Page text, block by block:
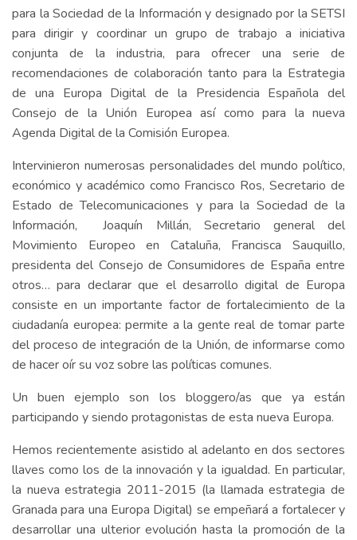
para la Sociedad de la Información y designado por la SETSI
para dirigir y coordinar un grupo de trabajo a iniciativa
conjunta de la industria, para ofrecer una serie de
recomendaciones de colaboración tanto para la Estrategia
de una Europa Digital de la Presidencia Española del
Consejo de la Unión Europea así como para la nueva
Agenda Digital de la Comisión Europea.
Intervinieron numerosas personalidades del mundo político,
económico y académico como Francisco Ros, Secretario de
Estado de Telecomunicaciones y para la Sociedad de la
Información, Joaquín Millán, Secretario general del
Movimiento Europeo en Cataluña, Francisca Sauquillo,
presidenta del Consejo de Consumidores de España entre
otros… para declarar que el desarrollo digital de Europa
consiste en un importante factor de fortalecimiento de la
ciudadanía europea: permite a la gente real de tomar parte
del proceso de integración de la Unión, de informarse como
de hacer oír su voz sobre las políticas comunes.
Un buen ejemplo son los bloggero/as que ya están
participando y siendo protagonistas de esta nueva Europa.
Hemos recientemente asistido al adelanto en dos sectores
llaves como los de la innovación y la igualdad. En particular,
la nueva estrategia 2011-2015 (la llamada estrategia de
Granada para una Europa Digital) se empeñará a fortalecer y
desarrollar una ulterior evolución hasta la promoción de la